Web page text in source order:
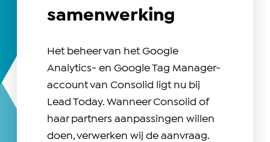
samenwerking
Het beheer van het Google
Analytics- en Google Tag Manager-
account van Consolid ligt nu bij
Lead Today. Wanneer Consolid of
haar partners aanpassingen willen
doen, verwerken wij de aanvraag.